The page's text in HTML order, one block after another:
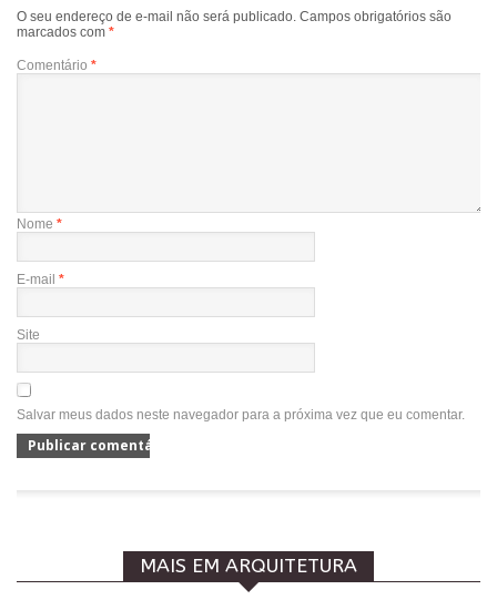
O seu endereço de e-mail não será publicado. Campos obrigatórios são
marcados com *
Comentário *
Nome *
E-mail *
Site
Salvar meus dados neste navegador para a próxima vez que eu comentar.
MAIS EM ARQUITETURA